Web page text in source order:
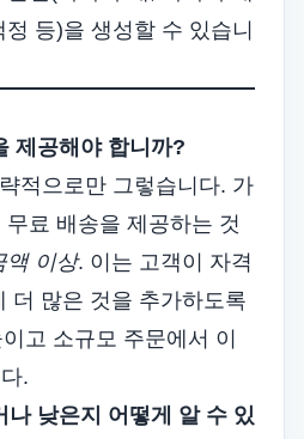
등)을 생성할 수 있습니
제공해야 합니까?
적으로만 그렇습니다. 가
료 배송을 제공하는 것
액 이상. 이는 고객이 자격
더 많은 것을 추가하도록
고 소규모 주문에서 이
.
낮은지 어떻게 알 수 있